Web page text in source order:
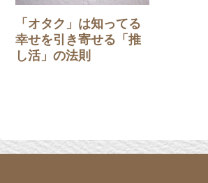
「オタク」は知ってる
幸せを引き寄せる「推
し活」の法則